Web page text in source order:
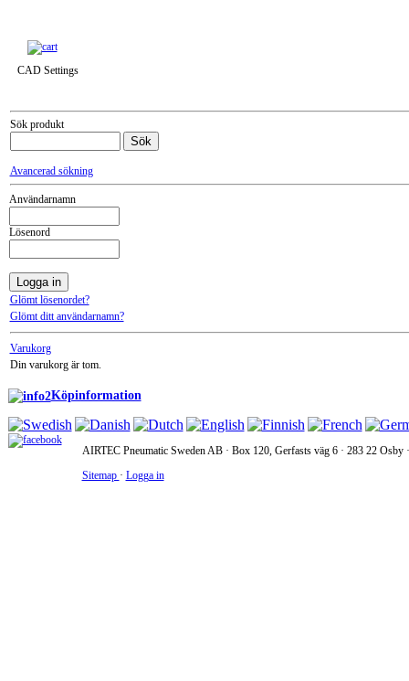
CAD Settings
Sök produkt
Avancerad sökning
Användarnamn
Lösenord
Glömt lösenordet?
Glömt ditt användarnamn?
Varukorg
Din varukorg är tom.
Köpinformation
AIRTEC Pneumatic Sweden AB · Box 120, Gerfasts väg 6 · 283 22
Sitemap · Logga in